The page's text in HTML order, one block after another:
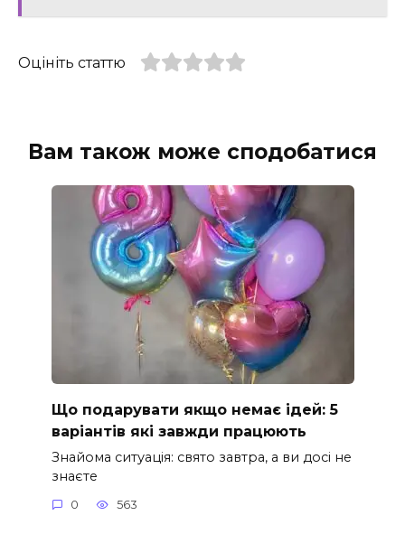
Оцініть статтю
Вам також може сподобатися
Що подарувати якщо немає ідей: 5
варіантів які завжди працюють
Знайома ситуація: свято завтра, а ви досі не
знаєте
0 563